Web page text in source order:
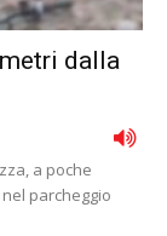
dalla
a poche
parcheggio